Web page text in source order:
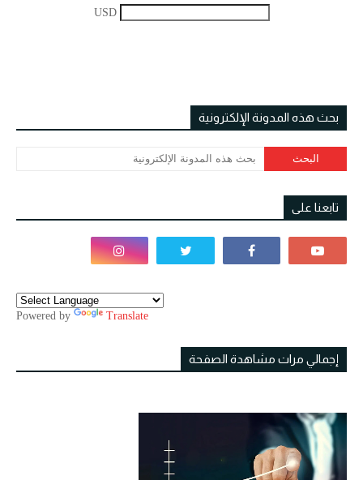
USD
بحث هذه المدونة الإلكترونية
تابعنا على
Powered by Translate
إجمالي مرات مشاهدة الصفحة